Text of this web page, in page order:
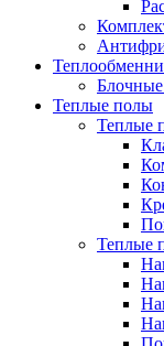
Теплые полы
Теплые
Теплые